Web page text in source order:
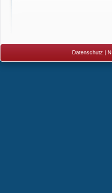
Datenschutz |